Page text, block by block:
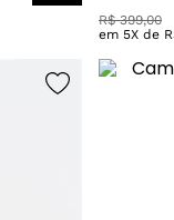
R$ 399,00
em 5X de